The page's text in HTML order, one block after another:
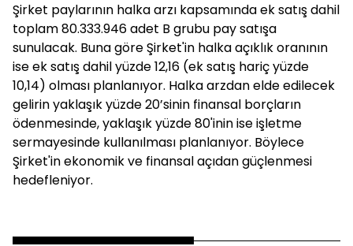
Şirket paylarının halka arzı kapsamında ek satış dahil
toplam 80.333.946 adet B grubu pay satışa
sunulacak. Buna göre Şirket'in halka açıklık oranının
ise ek satış dahil yüzde 12,16 (ek satış hariç yüzde
10,14) olması planlanıyor. Halka arzdan elde edilecek
gelirin yaklaşık yüzde 20’sinin finansal borçların
ödenmesinde, yaklaşık yüzde 80'inin ise işletme
sermayesinde kullanılması planlanıyor. Böylece
Şirket'in ekonomik ve finansal açıdan güçlenmesi
hedefleniyor.